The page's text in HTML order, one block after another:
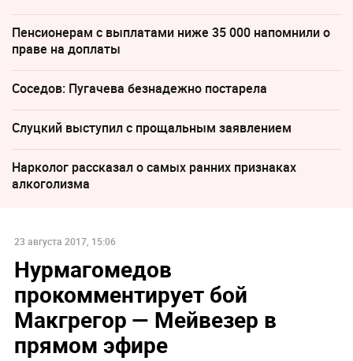
Пенсионерам с выплатами ниже 35 000 напомнили о
праве на доплаты
Соседов: Пугачева безнадежно постарела
Слуцкий выступил с прощальным заявлением
Нарколог рассказал о самых ранних признаках
алкоголизма
23 августа 2017, 15:06
Нурмагомедов
прокомментирует бой
Макгрегор — Мейвезер в
прямом эфире